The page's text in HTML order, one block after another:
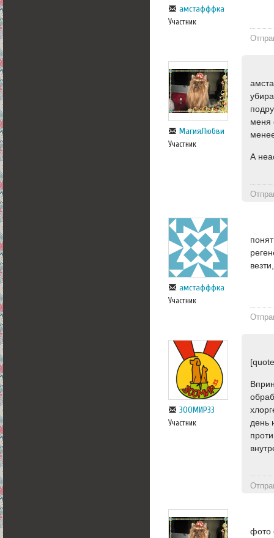
амстафффка
Участник
МагияЛюбви
Участник
меня
А
амстафффка
Участник
ЗООМИР33
Участник
день
фото